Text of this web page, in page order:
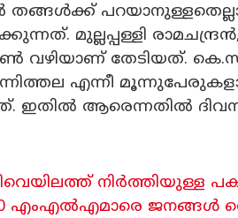
തങ്ങൾക്ക്
മുല്ലപ്പള്ളി
വഴിയാണ് തേടിയത്.
എന്നീ
ഇതിൽ ആരെന്നതിൽ
നിർത്തിയുള്ള
എംഎൽഎമാരെ ജനങ്ങൾ